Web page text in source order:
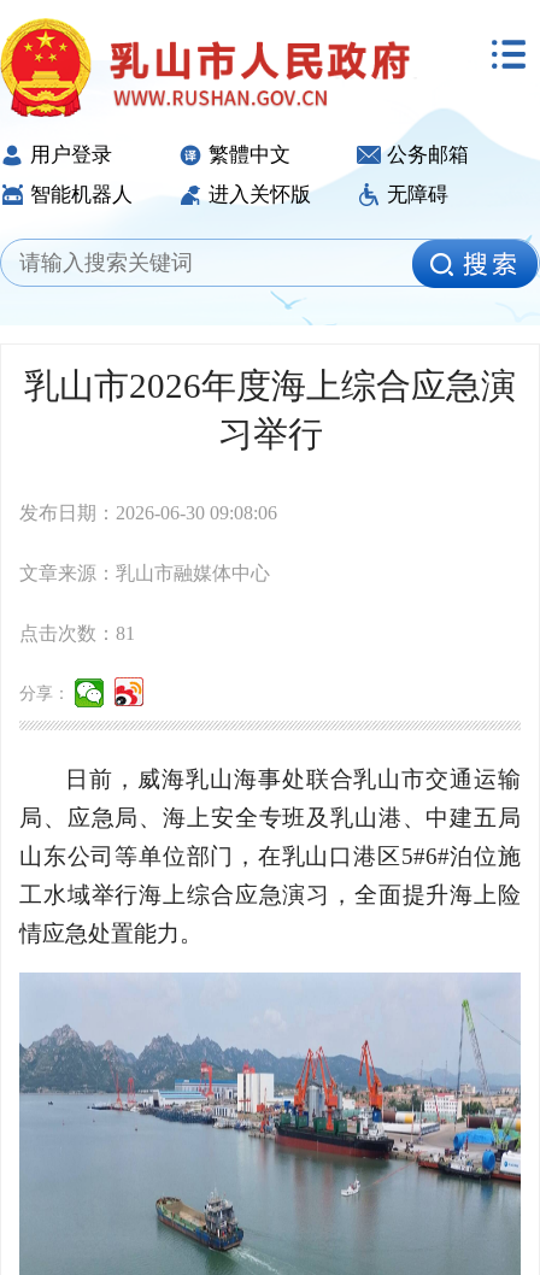
用户登录 繁體中文
公务邮箱
智能机器人
进入关怀版 无障碍
乳山市2026年度海上综合应急演
习举行
发布日期：2026-06-30 09:08:06
文章来源：乳山市融媒体中心
点击次数： 81
分享：
日前，威海乳山海事处联合乳山市交通运输
局、应急局、海上安全专班及乳山港、中建五局
山东公司等单位部门，在乳山口港区5#6#泊位施
工水域举行海上综合应急演习，全面提升海上险
情应急处置能力。